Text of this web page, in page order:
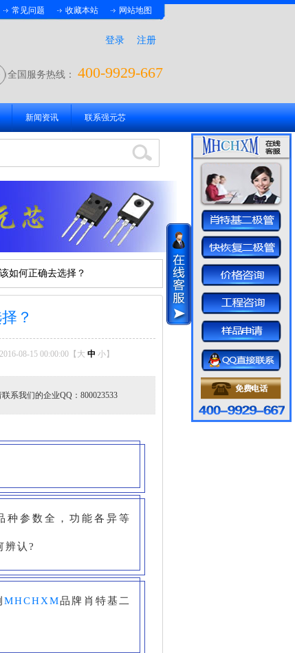
常见问题 收藏本站 网站地图
登录 注册
全国服务热线： 400-9929-667
新闻资讯 联系强元芯
如何正确去选择？
？
08-15 00:00:00【 大 中 小】
系我们的企业QQ：800023533
种参数全，功能各异等
辨认?
MHCHXM品牌肖特基二